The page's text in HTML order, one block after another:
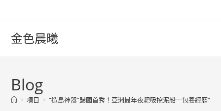
content金色晨曦
Blog
> 項目 > “造島神器”歸國首秀！亞洲最年夜耙吸挖泥船一包養經歷“浚